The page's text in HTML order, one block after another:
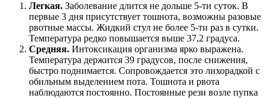
Легкая. Заболевание длится не дольше 5-ти суток. В
первые 3 дня присутствует тошнота, возможны разовые
рвотные массы. Жидкий стул не более 5-ти раз в сутки.
Температура редко повышается выше 37,2 градуса.
Средняя. Интоксикация организма ярко выражена.
Температура держится 39 градусов, после снижения,
быстро поднимается. Сопровождается это лихорадкой с
обильным выделением пота. Тошнота и рвота
наблюдаются постоянно. Постоянные рези возле пупка